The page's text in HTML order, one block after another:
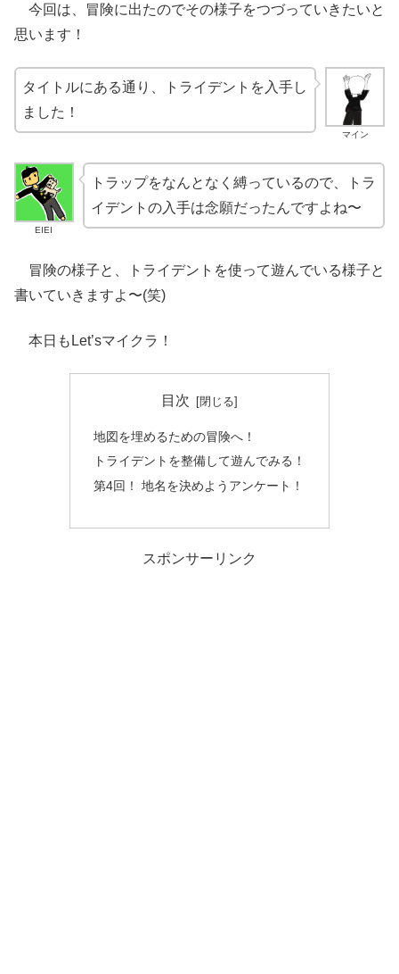
今回は、冒険に出たのでその様子をつづっていきたいと
思います！
マイン
タイトルにある通り、トライデントを入手し
ました！
EIEI
トラップをなんとなく縛っているので、トラ
イデントの入手は念願だったんですよね〜
冒険の様子と、トライデントを使って遊んでいる様子と
書いていきますよ〜(笑)
本日もLet’sマイクラ！
目次
地図を埋めるための冒険へ！
トライデントを整備して遊んでみる！
第4回！ 地名を決めようアンケート！
スポンサーリンク